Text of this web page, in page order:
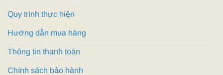
Quy trình thực hiện
Hướng dẫn mua hàng
Thông tin thanh toán
Chính sách bảo hành